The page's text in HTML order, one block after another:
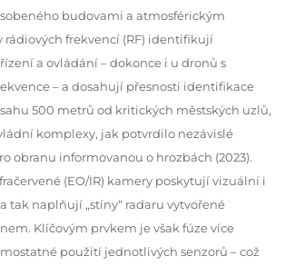
budovami a atmosférickým
rádiových frekvencí (RF) identifikují
a ovládání – dokonce i u dronů s
– a dosahují přesnosti identifikace
500 metrů od kritických městských uzlů,
komplexy, jak potvrdilo nezávislé
obranu informovanou o hrozbách (2023).
(EO/IR) kamery poskytují vizuální i
tak naplňují „stíny“ radaru vytvořené
Klíčovým prvkem je však fúze více
použití jednotlivých senzorů – což